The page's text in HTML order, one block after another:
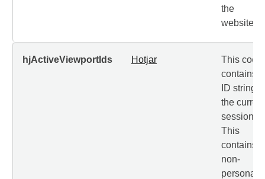
the
website.
hjActiveViewportIds Hotjar
This
contains
ID string
the current
session.
This
contains
non-
personal